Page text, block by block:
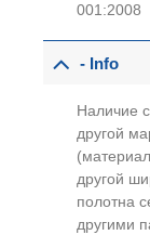
001:2008
- Info
Наличие
другой
другой
полотна
другими